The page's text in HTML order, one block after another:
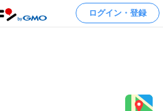
ログイン・登録